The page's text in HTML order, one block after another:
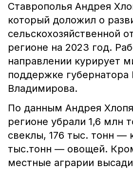
Ставрополья Андрея
который доложил о
сельскохозяйственной
регионе на 2023 год.
направлении курирует
поддержке
Владимирова.
По данным Андрея
регионе убрали 1,6 млн
свеклы, 176 тыс. тонн —
тыс.тонн — овощей.
местные аграрии